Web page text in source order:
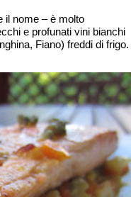
il nome – è molto
e profunati vini bianchi
Fiano) freddi di frigo.